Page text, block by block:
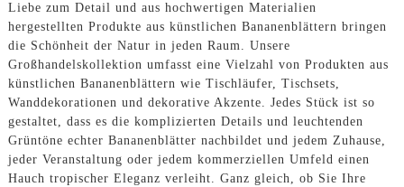
Liebe zum Detail und aus hochwertigen Materialien
hergestellten Produkte aus künstlichen Bananenblättern bringen
die Schönheit der Natur in jeden Raum. Unsere
Großhandelskollektion umfasst eine Vielzahl von Produkten aus
künstlichen Bananenblättern wie Tischläufer, Tischsets,
Wanddekorationen und dekorative Akzente. Jedes Stück ist so
gestaltet, dass es die komplizierten Details und leuchtenden
Grüntöne echter Bananenblätter nachbildet und jedem Zuhause,
jeder Veranstaltung oder jedem kommerziellen Umfeld einen
Hauch tropischer Eleganz verleiht. Ganz gleich, ob Sie Ihre